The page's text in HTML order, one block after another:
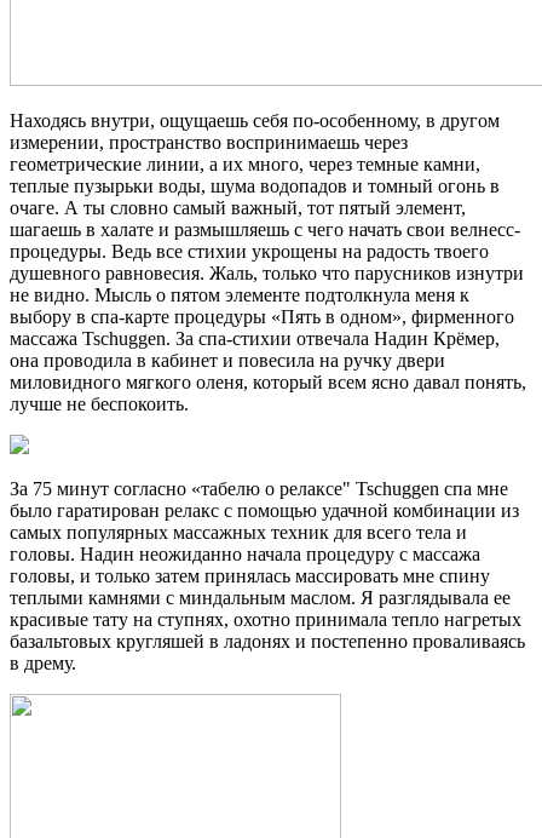
Находясь внутри, ощущаешь себя по-особенному, в другом
измерении, пространство воспринимаешь через
геометрические линии, а их много, через темные камни,
теплые пузырьки воды, шума водопадов и томный огонь в
очаге. А ты словно самый важный, тот пятый элемент,
шагаешь в халате и размышляешь с чего начать свои велнесс-
процедуры. Ведь все стихии укрощены на радость твоего
душевного равновесия. Жаль, только что парусников изнутри
не видно. Мысль о пятом элементе подтолкнула меня к
выбору в спа-карте процедуры «Пять в одном», фирменного
массажа Tschuggen. За спа-стихии отвечала Надин Крёмер,
она проводила в кабинет и повесила на ручку двери
миловидного мягкого оленя, который всем ясно давал понять,
лучше не беспокоить.
За 75 минут согласно «табелю о релаксе" Tschuggen спа мне
было гаратирован релакс с помощью удачной комбинации из
самых популярных массажных техник для всего тела и
головы. Надин неожиданно начала процедуру с массажа
головы, и только затем принялась массировать мне спину
теплыми камнями с миндальным маслом. Я разглядывала ее
красивые тату на ступнях, охотно принимала тепло нагретых
базальтовых кругляшей в ладонях и постепенно проваливаясь
в дрему.